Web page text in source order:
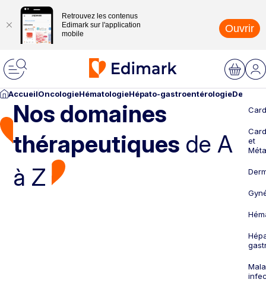
Retrouvez les contenus
Edimark sur l'application
mobile
Ouvrir
AccueilOncologieHématologieHépato-gastroentérologie
Nos domaines
thérapeutiques de A
à Z
et